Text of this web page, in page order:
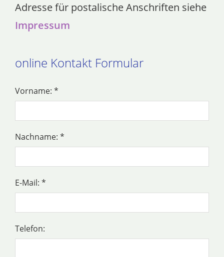
Adresse für postalische Anschriften siehe
Impressum
online Kontakt Formular
Vorname: *
Nachname: *
E-Mail: *
Telefon: